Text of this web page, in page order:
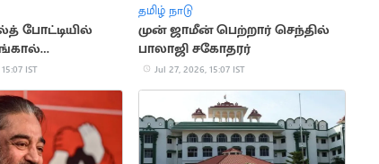
போட்டியில்
முன்னேற்றம்
IST
தமிழ் நாடு
முன் ஜாமீன் பெற்றார் செந்தில்
பாலாஜி சகோதரர்
Jul 27, 2026, 15:07 IST